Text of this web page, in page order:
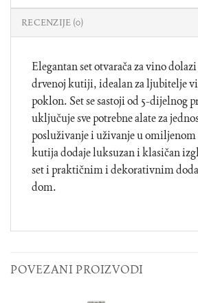
RECENZIJE (0)
Elegantan set otvarača za vino
drvenoj kutiji, idealan za ljubitelje
poklon. Set se sastoji od 5-dijelnog
uključuje sve potrebne alate za
posluživanje i uživanje u
kutija dodaje luksuzan i klasičan
set i praktičnim i dekorativnim
dom.
POVEZANI PROIZVODI